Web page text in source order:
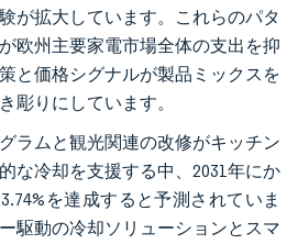
が拡大しています。これらのパタ
欧州主要家電市場全体の支出を抑
と価格シグナルが製品ミックスを
彫りにしています。
ラムと観光関連の改修がキッチン
な冷却を支援する中、2031年にか
を達成すると予測されていま
駆動の冷却ソリューションとスマ